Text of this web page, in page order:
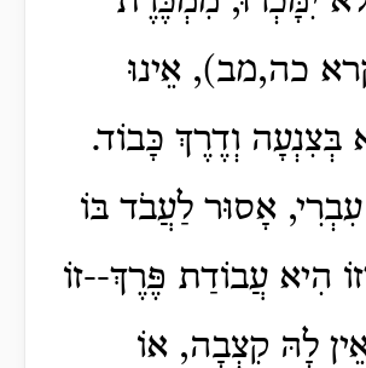
כה,מב), אֵינוּ
בְּצִנְעָה וְדֶרֶךְ כָּבוֹד.
אָסוּר לַעֲבֹד בּוֹ
הִיא עֲבוֹדַת פֶּרֶךְ--זוֹ
לָהּ קִצְבָה, אוֹ